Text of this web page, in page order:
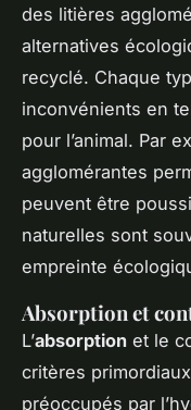
des litières
alternatives
recyclé. Chaque
inconvénients en
pour l’animal. Par
agglomérantes
peuvent être
naturelles sont
empreinte
Absorption et
L’absorption et le
critères
préoccupés par